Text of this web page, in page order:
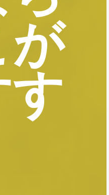
が
す